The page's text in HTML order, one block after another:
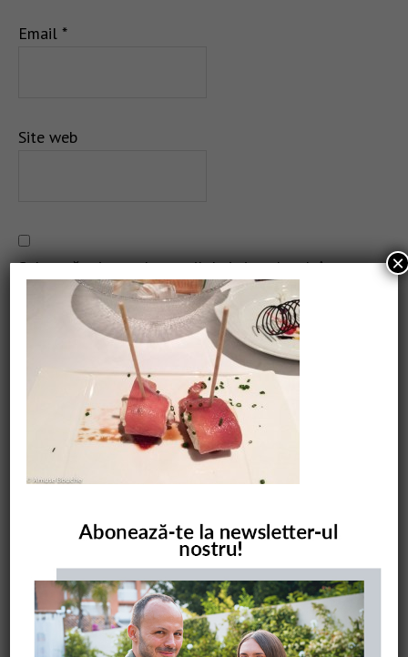
Email *
Site web
Salvează-mi numele, emailul și site-ul web în acest
navigator pentru data viitoare când o să comentez.
CAUTARE
COMANDĂ CARTEA NOASTRĂ
×